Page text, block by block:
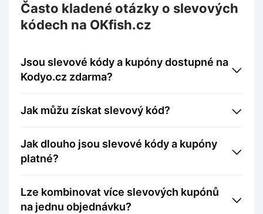
Často kladené otázky o slevových
kódech na OKfish.cz
Jsou slevové kódy a kupóny dostupné na
Kodyo.cz zdarma?
Jak můžu získat slevový kód?
Jak dlouho jsou slevové kódy a kupóny
platné?
Lze kombinovat více slevových kupónů
na jednu objednávku?